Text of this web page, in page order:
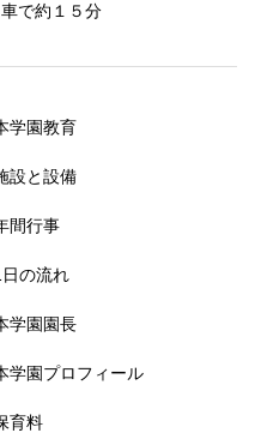
で約１５分
学園教育
設と設備
間行事
日の流れ
学園園長
学園プロフィール
育料